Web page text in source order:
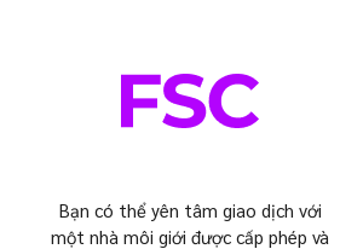
Bạn có thể yên tâm giao dịch với
một nhà môi giới được cấp phép và